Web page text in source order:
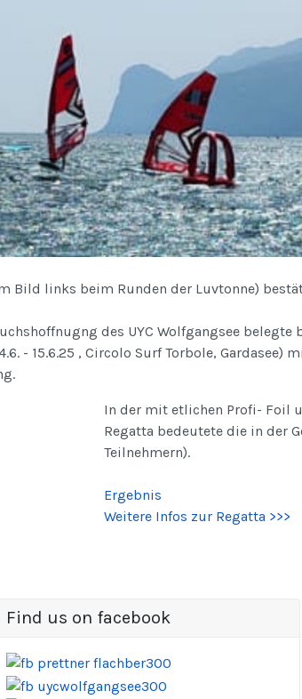
Bild links beim Runden der Luvtonne)
des UYC Wolfgangsee belegte
- 15.6.25 , Circolo Surf Torbole, Gardasee)
In der mit etlichen Profi- Foil
Regatta bedeutete die in der
Teilnehmern).
Ergebnis
Weitere Infos zur Regatta >>>
Find us on facebook